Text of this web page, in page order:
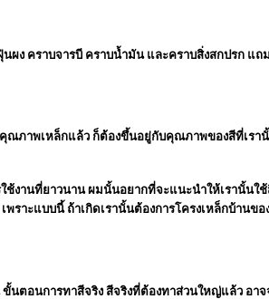
ง คราบจารบี คราบน้ำมัน และคราบสิ่งสกปรก แถ
ณภาพเหล็กแล้ว ก็ต้องขึ้นอยู่กับคุณภาพของสีที่เ
ช้งานที่ยาวนาน ผมนั้นอยากที่จะแนะนำให้เรา
พราะแบบนี้ ถ้าเกิดเรานั้นต้องการโครงเหล็กบ้าน
ตอนการทาสีจริง สีจริงที่ต้องทาส่วนใหญ่แล้ว อา